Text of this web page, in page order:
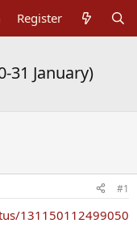
Register
31 January)
#1
131150112499050